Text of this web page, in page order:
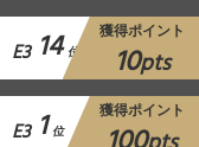
E3 14 位
獲得ポイント
10pts
E3 1 位
獲得ポイント